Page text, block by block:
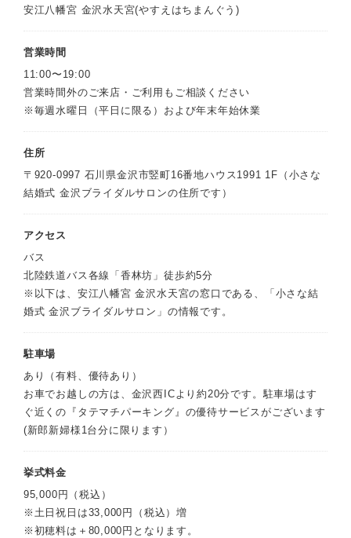
安江八幡宮 金沢水天宮(やすえはちまんぐう)
営業時間
11:00〜19:00
営業時間外のご来店・ご利用もご相談ください
※毎週水曜日（平日に限る）および年末年始休業
住所
〒920-0997 石川県金沢市竪町16番地ハウス1991 1F（小さな
結婚式 金沢ブライダルサロンの住所です）
アクセス
バス
北陸鉄道バス各線「香林坊」徒歩約5分
※以下は、安江八幡宮 金沢水天宮の窓口である、「小さな結
婚式 金沢ブライダルサロン」の情報です。
駐車場
あり（有料、優待あり）
お車でお越しの方は、金沢西ICより約20分です。駐車場はす
ぐ近くの『タテマチパーキング』の優待サービスがございます
(新郎新婦様1台分に限ります）
挙式料金
95,000円（税込）
※土日祝日は33,000円（税込）増
※初穂料は＋80,000円となります。